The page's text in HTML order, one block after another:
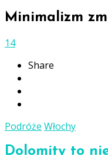
Minimalizm
14
Share
Podróże Włochy
Dolomity to